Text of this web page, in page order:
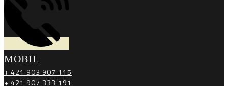
MOBIL
+ 421 903 907 115
+ 421 907 333 191